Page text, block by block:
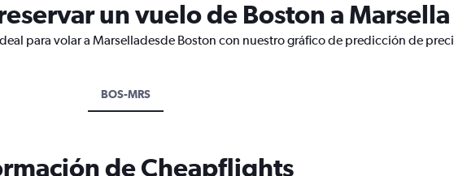
un vuelo de Boston a Marsella
para volar a Marselladesde Boston con nuestro gráfico de predicción de
BOS-MRS
de Cheapflights